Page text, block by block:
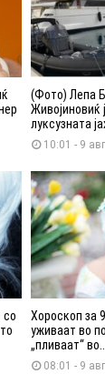
(Фото) Лепа
Живојиновиќ
луксузната
10:01 - 9
со
Хороскоп за
уживаат во
„пливаат“ во...
08:01 - 9